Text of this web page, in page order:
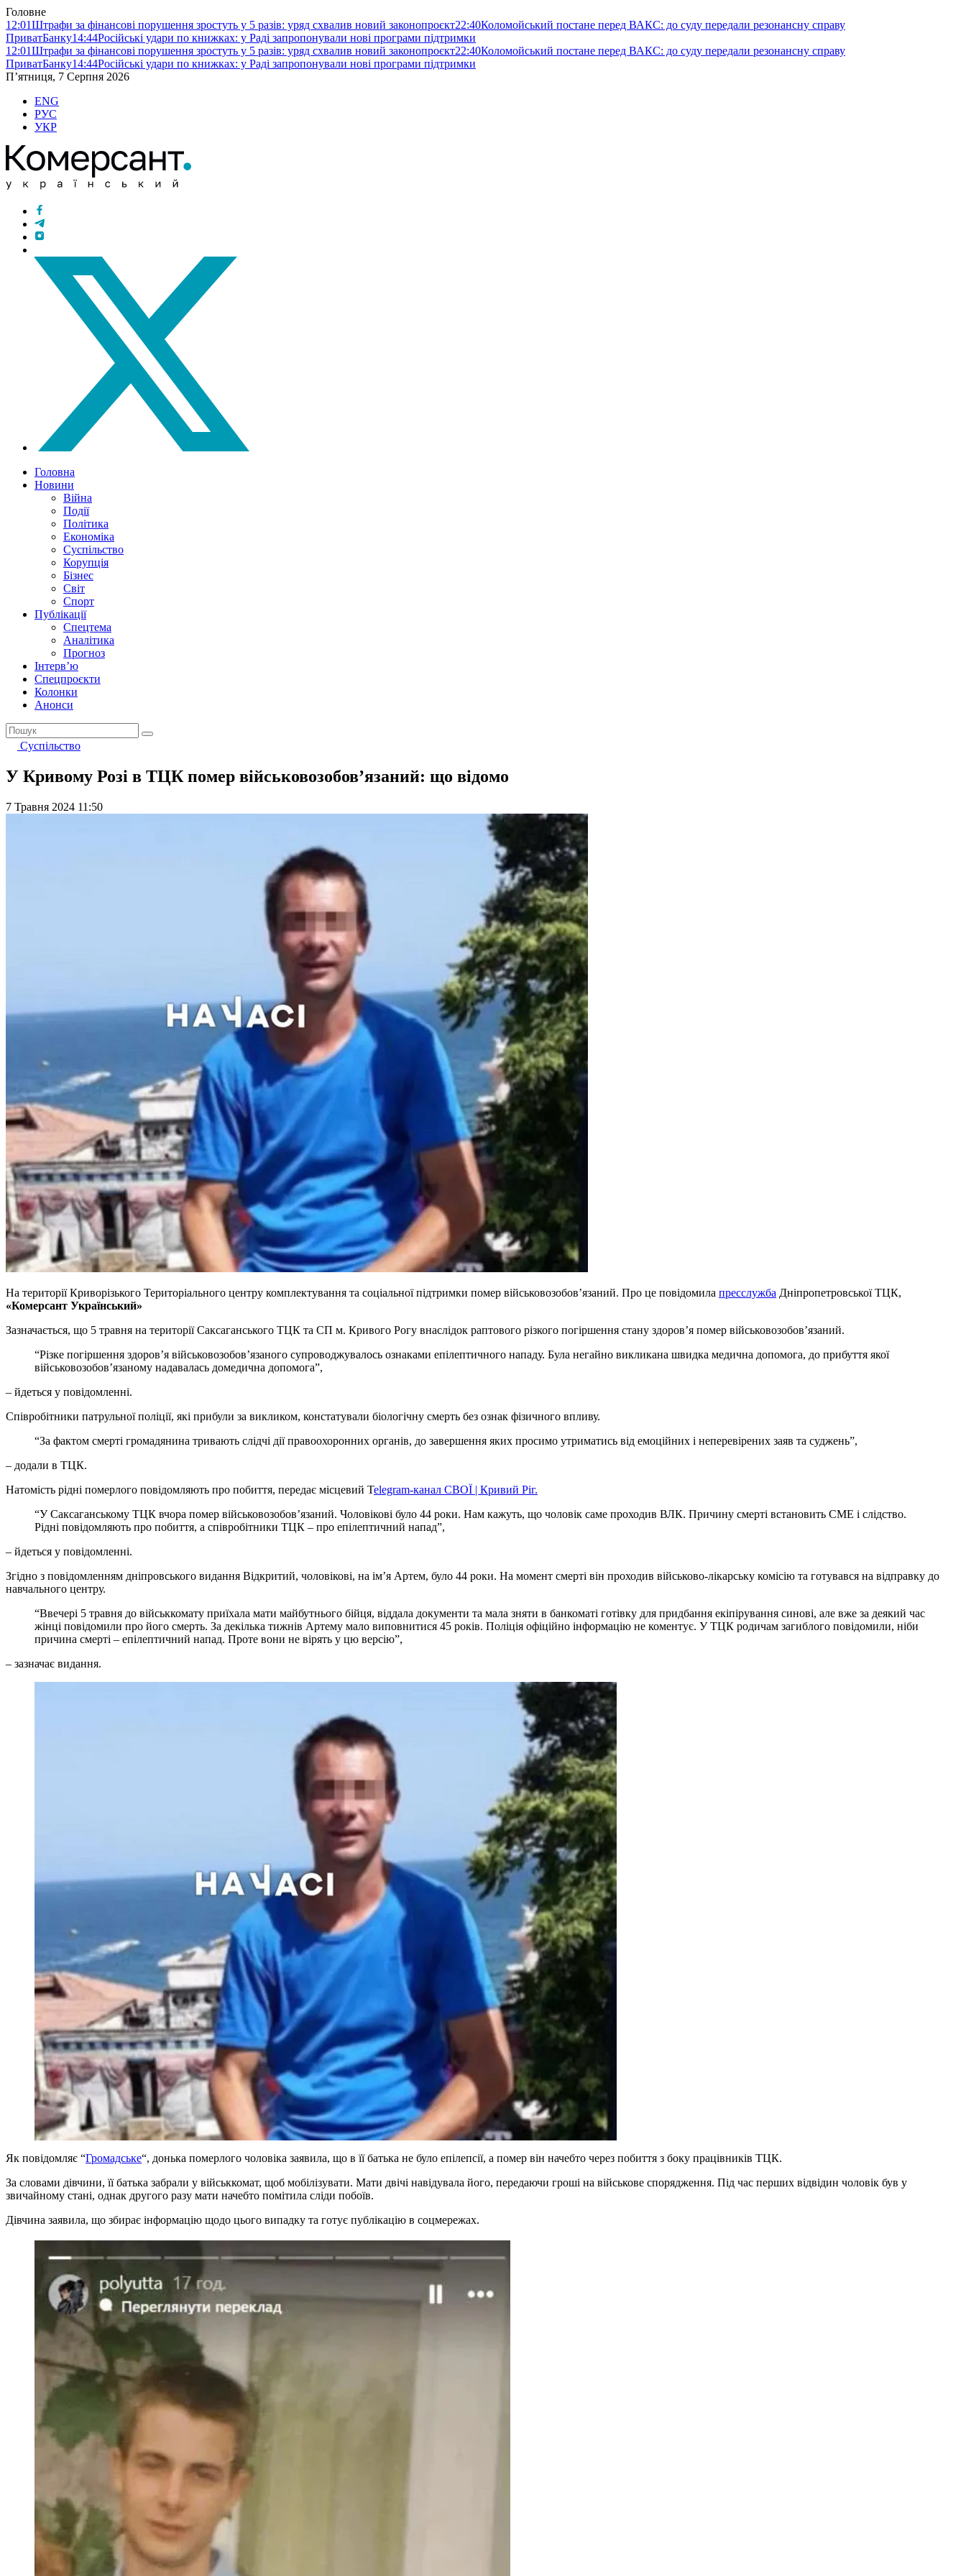
Головне
12:01Штрафи за фінансові порушення зростуть у 5 разів: уряд схвалив новий законопроєкт22:40Коломойський постане перед ВАКС: до суду передали резонансну справу
ПриватБанку14:44Російські удари по книжках: у Раді запропонували нові програми підтримки
12:01Штрафи за фінансові порушення зростуть у 5 разів: уряд схвалив новий законопроєкт22:40Коломойський постане перед ВАКС: до суду передали резонансну справу
ПриватБанку14:44Російські удари по книжках: у Раді запропонували нові програми підтримки
П’ятниця, 7 Серпня 2026
ENG
РУС
УКР
Головна
Новини
Війна
Події
Політика
Економіка
Суспільство
Корупція
Бізнес
Світ
Спорт
Публікації
Спецтема
Аналітика
Прогноз
Інтерв’ю
Спецпроєкти
Колонки
Анонси
Суспільство
У Кривому Розі в ТЦК помер військовозобов’язаний: що відомо
7 Травня 2024 11:50
На території Криворізького Територіального центру комплектування та соціальної підтримки помер військовозобов’язаний. Про це повідомила пресслужба Дніпропетровської ТЦК,
«Комерсант Український»
Зазначається, що 5 травня на території Саксаганського ТЦК та СП м. Кривого Рогу внаслідок раптового різкого погіршення стану здоров’я помер військовозобов’язаний.
“Різке погіршення здоров’я військовозобов’язаного супроводжувалось ознаками епілептичного нападу. Була негайно викликана швидка медична допомога, до прибуття якої
військовозобов’язаному надавалась домедична допомога”,
– йдеться у повідомленні.
Співробітники патрульної поліції, які прибули за викликом, констатували біологічну смерть без ознак фізичного впливу.
“За фактом смерті громадянина тривають слідчі дії правоохоронних органів, до завершення яких просимо утриматись від емоційних і неперевірених заяв та суджень”,
– додали в ТЦК.
Натомість рідні померлого повідомляють про побиття, передає місцевий Telegram-канал СВОЇ | Кривий Ріг.
“У Саксаганському ТЦК вчора помер військовозобов’язаний. Чоловікові було 44 роки. Нам кажуть, що чоловік саме проходив ВЛК. Причину смерті встановить СМЕ і слідство.
Рідні повідомляють про побиття, а співробітники ТЦК – про епілептичний напад”,
– йдеться у повідомленні.
Згідно з повідомленням дніпровського видання Відкритий, чоловікові, на ім’я Артем, було 44 роки. На момент смерті він проходив військово-лікарську комісію та готувався на відправку до
навчального центру.
“Ввечері 5 травня до військкомату приїхала мати майбутнього бійця, віддала документи та мала зняти в банкоматі готівку для придбання екіпірування синові, але вже за деякий час
жінці повідомили про його смерть. За декілька тижнів Артему мало виповнитися 45 років. Поліція офіційно інформацію не коментує. У ТЦК родичам загиблого повідомили, ніби
причина смерті – епілептичний напад. Проте вони не вірять у цю версію”,
– зазначає видання.
Як повідомляє “Громадське“, донька померлого чоловіка заявила, що в її батька не було епілепсії, а помер він начебто через побиття з боку працівників ТЦК.
За словами дівчини, її батька забрали у військкомат, щоб мобілізувати. Мати двічі навідувала його, передаючи гроші на військове спорядження. Під час перших відвідин чоловік був у
звичайному стані, однак другого разу мати начебто помітила сліди побоїв.
Дівчина заявила, що збирає інформацію щодо цього випадку та готує публікацію в соцмережах.